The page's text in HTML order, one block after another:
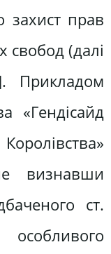
захист прав
(далі
Прикладом
«Гендісайд
визнавши
ст.